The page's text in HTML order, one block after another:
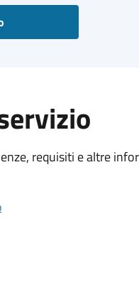
requisiti e altre